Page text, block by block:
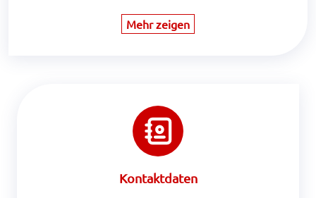
Mehr zeigen
Kontaktdaten